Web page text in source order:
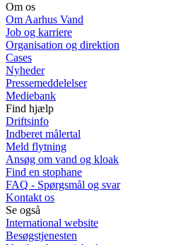
Om os
Om Aarhus Vand
Job og karriere
Organisation og direktion
Cases
Nyheder
Pressemeddelelser
Mediebank
Find hjælp
Driftsinfo
Indberet målertal
Meld flytning
Ansøg om vand og kloak
Find en stophane
FAQ - Spørgsmål og svar
Kontakt os
Se også
International website
Besøgstjenesten